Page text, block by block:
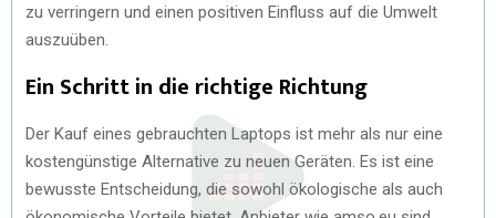
zu verringern und einen positiven Einfluss auf die Umwelt
auszuüben.
Ein Schritt in die richtige Richtung
Der Kauf eines gebrauchten Laptops ist mehr als nur eine
kostengünstige Alternative zu neuen Geräten. Es ist eine
bewusste Entscheidung, die sowohl ökologische als auch